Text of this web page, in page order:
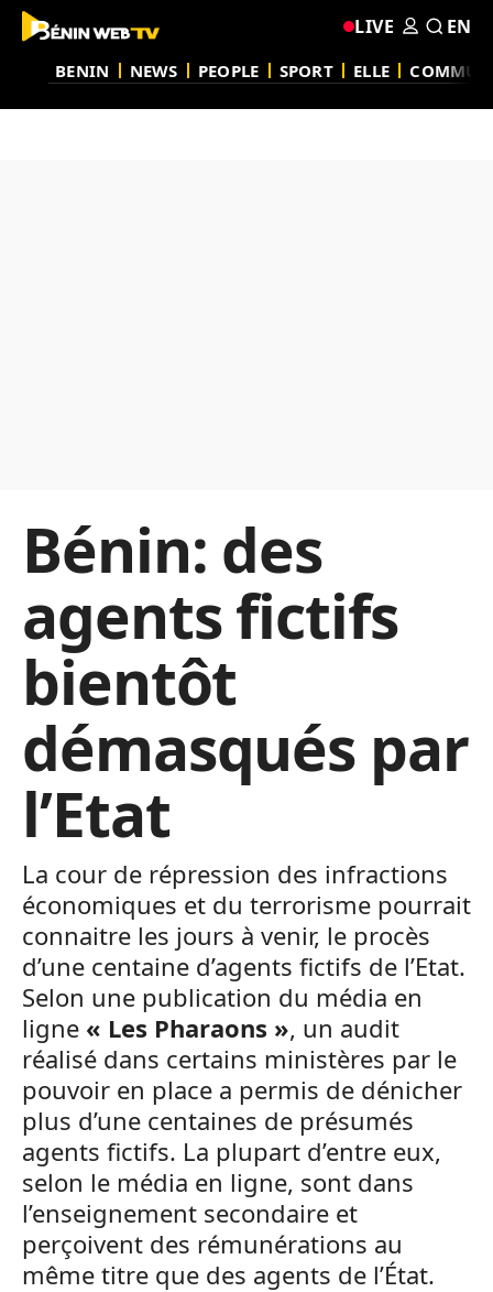
BENIN NEWS PEOPLE SPORT ELLE
LIVE EN
Bénin: des
agents fictifs
bientôt
démasqués par
l’Etat
La cour de répression des infractions
économiques et du terrorisme pourrait
connaitre les jours à venir, le procès
d’une centaine d’agents fictifs de l’Etat.
Selon une publication du média en
ligne « Les Pharaons », un audit
réalisé dans certains ministères par le
pouvoir en place a permis de dénicher
plus d’une centaines de présumés
agents fictifs. La plupart d’entre eux,
selon le média en ligne, sont dans
l’enseignement secondaire et
perçoivent des rémunérations au
même titre que des agents de l’État.